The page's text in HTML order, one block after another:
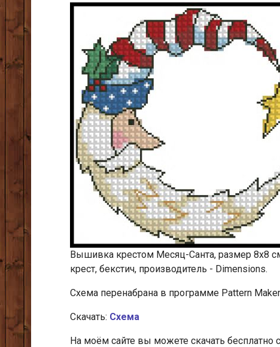
Вышивка крестом Месяц-Санта, размер 8х8
крест, бекстич, производитель - Dimensions.
Cхема перенабрана в программе Pattern
Скачать: Схема
На моём сайте вы можете скачать